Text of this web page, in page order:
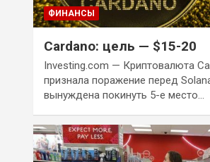
ФИНАНСЫ
Cardano: цель — $15-20
Investing.com — Криптовалюта
признала поражение перед
вынуждена покинуть 5-е место…